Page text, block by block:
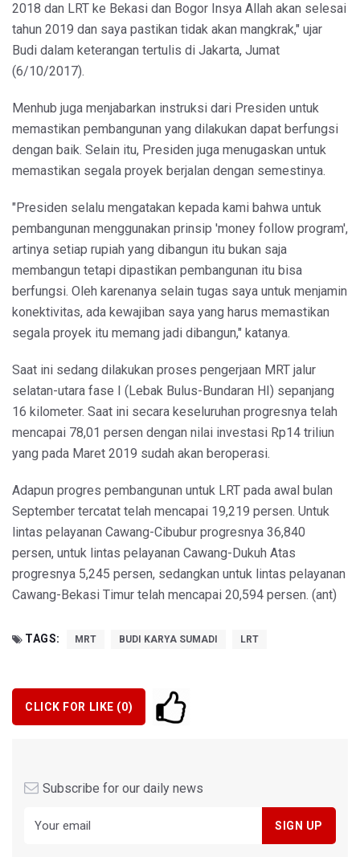
2018 dan LRT ke Bekasi dan Bogor Insya Allah akan selesai
tahun 2019 dan saya pastikan tidak akan mangkrak," ujar
Budi dalam keterangan tertulis di Jakarta, Jumat
(6/10/2017).
Menhub juga menjabarkan instruksi dari Presiden untuk
memastikan pembangunan yang dilakukan dapat berfungsi
dengan baik. Selain itu, Presiden juga menugaskan untuk
memastikan segala proyek berjalan dengan semestinya.
"Presiden selalu mengatakan kepada kami bahwa untuk
pembangunan menggunakan prinsip 'money follow program',
artinya setiap rupiah yang dibangun itu bukan saja
membangun tetapi dipastikan pembangunan itu bisa
berfungsi. Oleh karenanya selain tugas saya untuk menjamin
konektivitas, ada kewajiban saya yang harus memastikan
segala proyek itu memang jadi dibangun," katanya.
Saat ini sedang dilakukan proses pengerjaan MRT jalur
selatan-utara fase I (Lebak Bulus-Bundaran HI) sepanjang
16 kilometer. Saat ini secara keseluruhan progresnya telah
mencapai 78,01 persen dengan nilai investasi Rp14 triliun
yang pada Maret 2019 sudah akan beroperasi.
Adapun progres pembangunan untuk LRT pada awal bulan
September tercatat telah mencapai 19,219 persen. Untuk
lintas pelayanan Cawang-Cibubur progresnya 36,840
persen, untuk lintas pelayanan Cawang-Dukuh Atas
progresnya 5,245 persen, sedangkan untuk lintas pelayanan
Cawang-Bekasi Timur telah mencapai 20,594 persen. (ant)
TAGS: MRT BUDI KARYA SUMADI LRT
CLICK FOR LIKE (0)
Subscribe for our daily news